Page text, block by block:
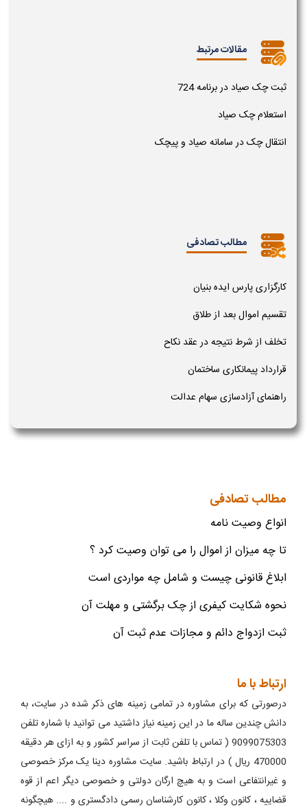
مقالات مرتبط
ثبت چک صیاد در برنامه 724
استعلام چک صیاد
انتقال چک در سامانه صیاد و پیچک
مطالب تصادفی
کارگزاری پارس ایده بنیان
تقسیم اموال بعد از طلاق
تخلف از شرط نتیجه در عقد نکاح
قرارداد پیمانکاری ساختمان
راهنمای آزادسازی سهام عدالت
مطالب تصادفی
انواع وصیت نامه
تا چه میزان از اموال را می توان وصیت کرد ؟
ابلاغ قانونی چیست و شامل چه مواردی است
نحوه شکایت کیفری از چک برگشتی و مهلت آن
ثبت ازدواج دائم و مجازات عدم ثبت آن
ارتباط با ما
درصورتی که برای مشاوره در تمامی زمینه های ذکر شده در سایت، به
دانش چندین ساله ما در این زمینه نیاز داشتید می توانید با شماره تلفن
9099075303 ( تماس با تلفن ثابت از سراسر کشور و به ازای هر دقیقه
470000 ریال ) در ارتباط باشید. سایت مشاوره دینا یک مرکز خصوصی
و غیرانتفاعی است و به هیچ ارگان دولتی و خصوصی دیگر اعم از قوه
قضاییه ، کانون وکلا ، کانون کارشناسان رسمی دادگستری و .... هیچگونه